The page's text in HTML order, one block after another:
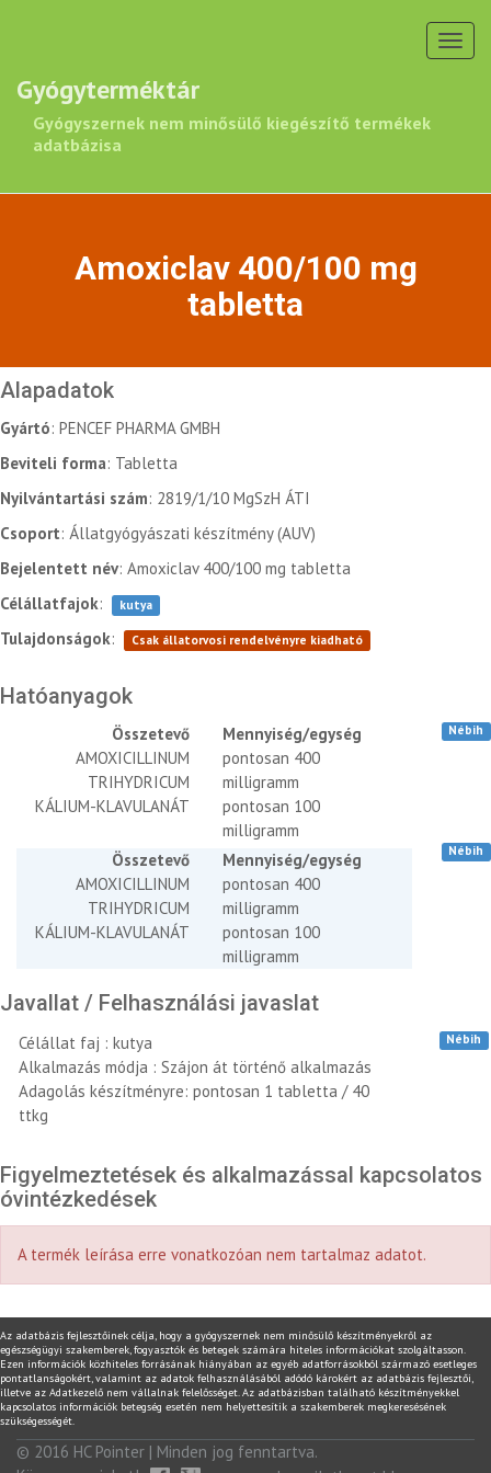
Gyógyterméktár
Gyógyszernek nem minősülő kiegészítő termékek
adatbázisa
Amoxiclav 400/100 mg
tabletta
Alapadatok
Gyártó: PENCEF PHARMA GMBH
Beviteli forma: Tabletta
Nyilvántartási szám: 2819/1/10 MgSzH ÁTI
Csoport: Állatgyógyászati készítmény (AUV)
Bejelentett név: Amoxiclav 400/100 mg tabletta
Célállatfajok: kutya
Tulajdonságok: Csak állatorvosi rendelvényre kiadható
Hatóanyagok
Összetevő
Mennyiség/egység
AMOXICILLINUM
TRIHYDRICUM
pontosan 400
milligramm
KÁLIUM-KLAVULANÁT
pontosan 100
milligramm
Nébih
Összetevő
Mennyiség/egység
AMOXICILLINUM
TRIHYDRICUM
pontosan 400
milligramm
KÁLIUM-KLAVULANÁT
pontosan 100
milligramm
Nébih
Javallat / Felhasználási javaslat
Célállat faj : kutya
Alkalmazás módja : Szájon át történő alkalmazás
Adagolás készítményre: pontosan 1 tabletta / 40
ttkg
Nébih
Figyelmeztetések és alkalmazással kapcsolatos
óvintézkedések
A termék leírása erre vonatkozóan nem tartalmaz adatot.
Az adatbázis fejlesztőinek célja, hogy a gyógyszernek nem minősülő készítményekről az
egészségügyi szakemberek, fogyasztók és betegek számára hiteles információkat szolgáltasson.
Ezen információk közhiteles forrásának hiányában az egyéb adatforrásokból származó esetleges
pontatlanságokért, valamint az adatok felhasználásából adódó károkért az adatbázis fejlesztői,
illetve az Adatkezelő nem vállalnak felelősséget. Az adatbázisban található készítményekkel
kapcsolatos információk betegség esetén nem helyettesítik a szakemberek megkeresésének
szükségességét.
© 2016 HC Pointer | Minden jog fenntartva.